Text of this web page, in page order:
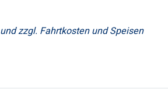
zzgl. Fahrtkosten und Speisen